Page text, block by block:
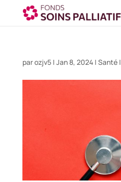
parozjv5| Jan 8, 2024| Santé|